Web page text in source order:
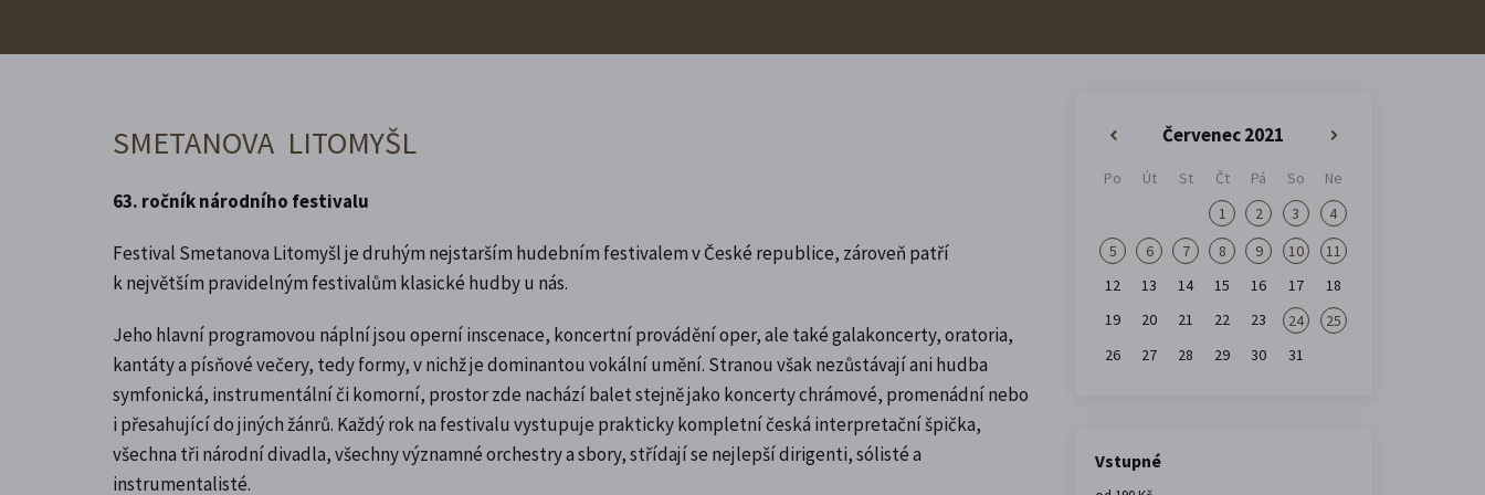
SMETANOVA LITOMYŠL
63. ročník národního festivalu
Festival Smetanova Litomyšl je druhým nejstarším hudebním festivalem v České republice, zároveň patří
k největším pravidelným festivalům klasické hudby u nás.
Jeho hlavní programovou náplní jsou operní inscenace, koncertní provádění oper, ale také galakoncerty, oratoria,
kantáty a písňové večery, tedy formy, v nichž je dominantou vokální umění. Stranou však nezůstávají ani hudba
symfonická, instrumentální či komorní, prostor zde nachází balet stejně jako koncerty chrámové, promenádní nebo
i přesahující do jiných žánrů. Každý rok na festivalu vystupuje prakticky kompletní česká interpretační špička,
všechna tři národní divadla, všechny významné orchestry a sbory, střídají se nejlepší dirigenti, sólisté a
instrumentalisté.
Červenec 2021
»
Po Út St Čt Pá So
Ne
1
2 3
4
5
6 7 8 9 10
11
12
13 14 15 16 17
18
19
20 21 22 23 24
25
26
27 28 29 30 31
Vstupné